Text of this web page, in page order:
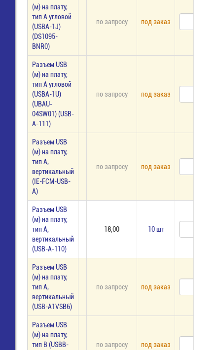
(м) на плату,
тип А угловой
(USBA-1J)
(DS1095-
BNR0)
по запросу под заказ
Разъем USB
(м) на плату,
тип А угловой
(USBA-1U)
(UBAU-
04SW01) (USB-
A-111)
по запросу под заказ
Разъем USB
(м) на плату,
тип А,
вертикальный
(IE-FCM-USB-
A)
по запросу под заказ
Разъем USB
(м) на плату,
тип А,
вертикальный
(USB-A-110)
18,00 10 шт
Разъем USB
(м) на плату,
тип А,
вертикальный
(USB-A1VSB6)
по запросу под заказ
Разъем USB
(м) на плату,
тип В (USBB-
по запросу под заказ